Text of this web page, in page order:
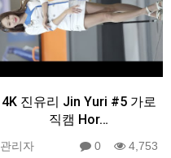
4K 진유리 Jin Yuri #5 가로
직캠 Hor…
관리자 0 4,753